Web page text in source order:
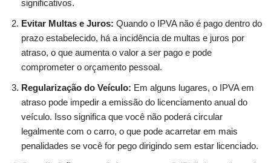
significativos.
Evitar Multas e Juros: Quando o IPVA não é pago dentro do
prazo estabelecido, há a incidência de multas e juros por
atraso, o que aumenta o valor a ser pago e pode
comprometer o orçamento pessoal.
Regularização do Veículo: Em alguns lugares, o IPVA em
atraso pode impedir a emissão do licenciamento anual do
veículo. Isso significa que você não poderá circular
legalmente com o carro, o que pode acarretar em mais
penalidades se você for pego dirigindo sem estar licenciado.